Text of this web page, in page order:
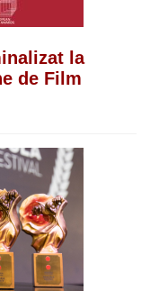
la
de Film